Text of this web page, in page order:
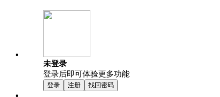
未登录
登录后即可体验更多功能
登录 注册 找回密码